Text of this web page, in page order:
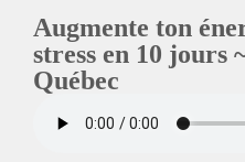
Augmente ton
stress en 10 jours
Québec